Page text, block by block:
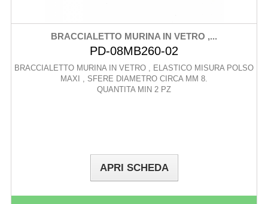
BRACCIALETTO MURINA IN VETRO ,...
PD-08MB260-02
BRACCIALETTO MURINA IN VETRO , ELASTICO MISURA POLSO
MAXI , SFERE DIAMETRO CIRCA MM 8.
QUANTITA MIN 2 PZ
APRI SCHEDA